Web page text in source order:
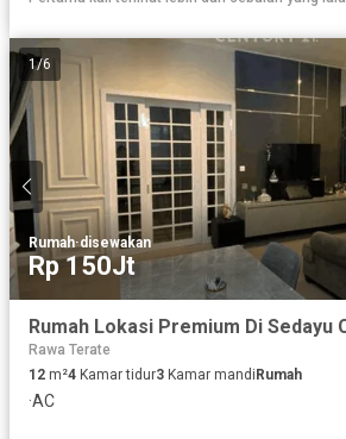
1/6
Rumah·disewakan
Rp 150Jt
Rawa Terate
12 m²4 Kamar tidur3 Kamar mandiRumah
·AC